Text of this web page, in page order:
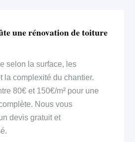
une rénovation de toiture
selon la surface, les
la complexité du chantier.
80€ et 150€/m² pour une
Nous vous
devis gratuit et